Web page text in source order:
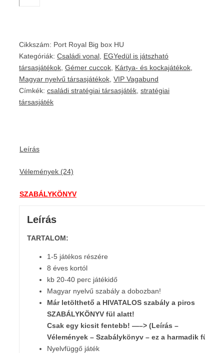
Cikkszám: Port Royal Big box HU
Kategóriák: Családi vonal EGYedül is játszható
társasjátékok Gémer cuccok Kártya- és kockajátékok
Magyar nyelvű társasjátékok VIP Vagabund
Címkék: családi stratégiai társasjáték stratégiai
társasjáték
Leírás
Vélemények (24)
SZABÁLYKÖNYV
Leírás
TARTALOM:
1-5 játékos részére
8 éves kortól
kb 20-40 perc játékidő
Magyar nyelvű szabály a dobozban!
Már letölthető a HIVATALOS szabály a piros
SZABÁLYKÖNYV fül alatt!
Csak egy kicsit fentebb! —–> (Leírás –
Vélemények – Szabálykönyv – ez a harmadik fül!
Nyelvfüggő játék